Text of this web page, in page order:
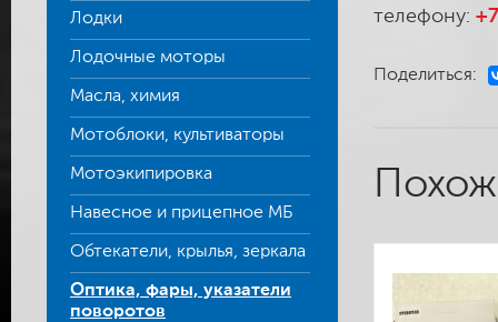
Лодки
Лодочные моторы
Масла, химия
Мотоблоки, культиваторы
Мотоэкипировка
Навесное и прицепное МБ
Обтекатели, крылья, зеркала
Оптика, фары, указатели
поворотов
телефону:
Поделиться: